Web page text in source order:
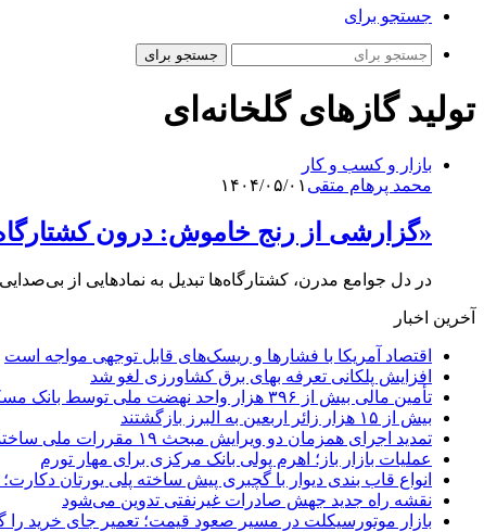
جستجو برای
جستجو برای
تولید گازهای گلخانه‌ای
بازار و کسب و کار
محمد پرهام متقی ۱۴۰۴/۰۵/۰۱
«گزارشی از رنج خاموش: درون
در دل جوامع مدرن، کشتارگاه‌ها تبدیل به نمادهایی از
آخرین اخبار
اقتصاد آمریکا با فشارها و ریسک‌های قابل توجهی مواجه است
افزایش پلکانی تعرفه بهای برق کشاورزی لغو شد
تأمین مالی بیش از ۳۹۶ هزار واحد نهضت ملی توسط بانک مسکن
بیش از ۱۵ هزار زائر اربعین به البرز بازگشتند
تمدید اجرای همزمان دو ویرایش مبحث ۱۹ مقررات ملی ساختمان تا پایان سال
عملیات بازار باز؛ اهرم پولی بانک مرکزی برای مهار تورم
انواع قاب بندی دیوار با گچبری پیش ساخته پلی یورتان
نقشه راه جدید جهش صادرات غیرنفتی تدوین می‌شود
بازار موتورسیکلت در مسیر صعود قیمت؛ تعمیر جای خرید